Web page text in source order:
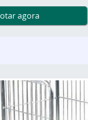
agora